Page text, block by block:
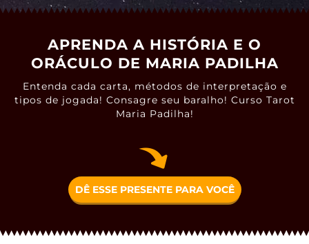
APRENDA A HISTÓRIA E O
ORÁCULO DE MARIA PADILHA
Entenda cada carta, métodos de interpretação e
tipos de jogada! Consagre seu baralho! Curso Tarot
Maria Padilha!
DÊ ESSE PRESENTE PARA VOCÊ